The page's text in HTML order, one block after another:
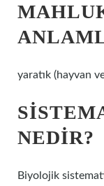
yaratık (hayvan
NEDIR?
Biyolojik